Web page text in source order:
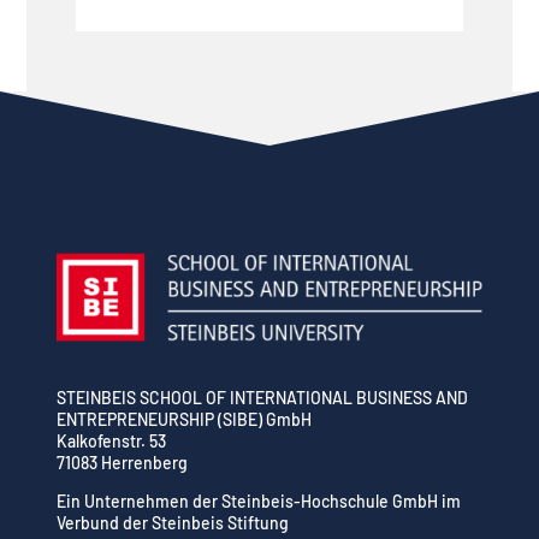
STEINBEIS SCHOOL OF INTERNATIONAL BUSINESS AND
ENTREPRENEURSHIP (SIBE) GmbH
Kalkofenstr. 53
71083 Herrenberg
Ein Unternehmen der Steinbeis-Hochschule GmbH im
Verbund der Steinbeis Stiftung